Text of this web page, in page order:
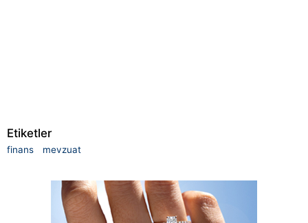
Etiketler
finans mevzuat